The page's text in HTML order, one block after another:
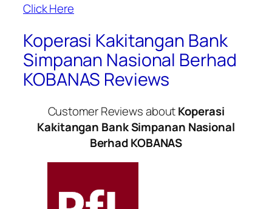
Click Here
Koperasi Kakitangan Bank
Simpanan Nasional Berhad
KOBANAS Reviews
Customer Reviews aboutKoperasi
Kakitangan Bank Simpanan Nasional
Berhad KOBANAS